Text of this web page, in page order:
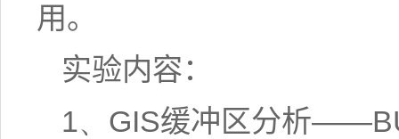
用。
实验内容：
1、 GIS缓冲区分析——